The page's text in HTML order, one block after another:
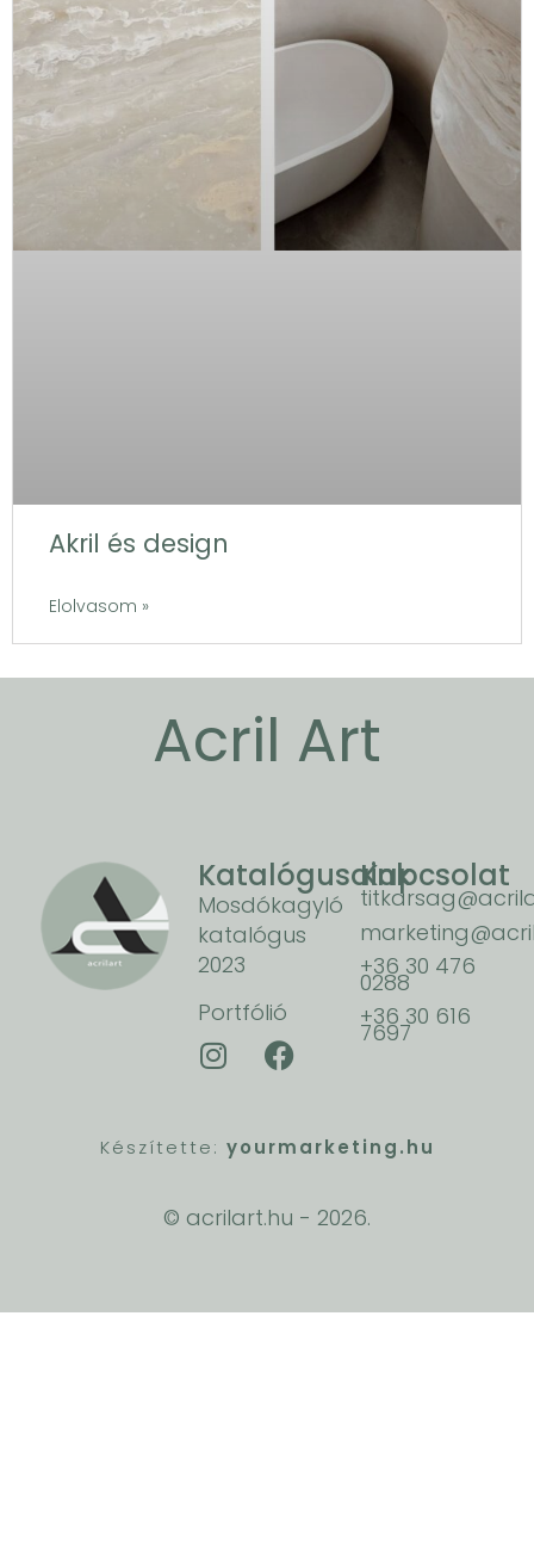
Akril és design
Elolvasom »
Acril Art
Katalógusaink
Mosdókagyló
katalógus
2023
Portfólió
Kapcsolat
+36 30 476
0288
+36 30 616
7697
Készítette: yourmarketing.hu
© acrilart.hu - 2026.